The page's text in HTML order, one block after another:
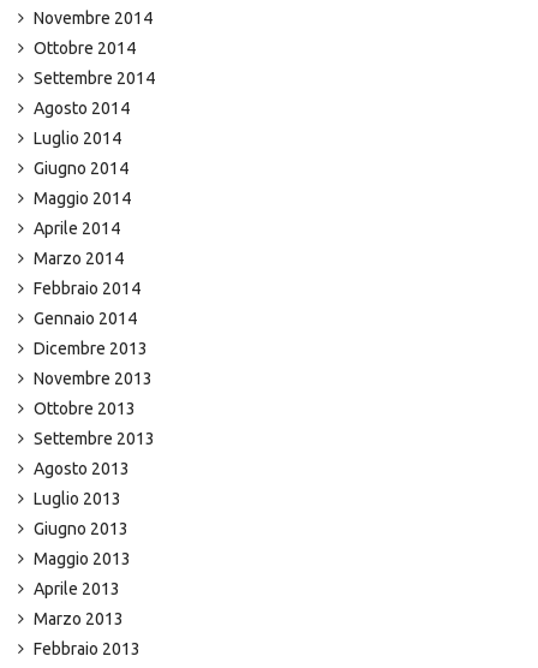
Novembre 2014
Ottobre 2014
Settembre 2014
Agosto 2014
Luglio 2014
Giugno 2014
Maggio 2014
Aprile 2014
Marzo 2014
Febbraio 2014
Gennaio 2014
Dicembre 2013
Novembre 2013
Ottobre 2013
Settembre 2013
Agosto 2013
Luglio 2013
Giugno 2013
Maggio 2013
Aprile 2013
Marzo 2013
Febbraio 2013